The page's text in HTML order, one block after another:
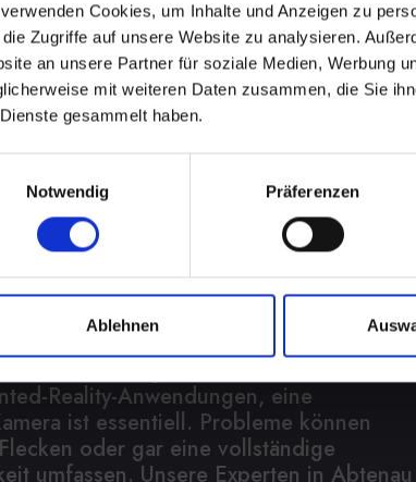
Cookies, um Inhalte und Anzeigen zu
die Zugriffe auf unsere Website zu analysieren.
an unsere Partner für soziale Medien, Werbung
mit weiteren Daten zusammen, die Sie
gesammelt haben.
Notwendig
Präferenzen
Ablehnen
bei
11-PRO-
Abtenau?
Aufnahmen
wichtige Rolle in vielen Aspekten
Von Fotografieren über Videoanrufe
Reality-Anwendungen, eine
ist essentiell. Probleme können
oder gar eine vollständige
umfassen. Unsere Experten in Abtenau